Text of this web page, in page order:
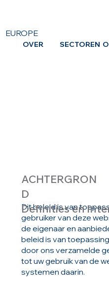
EUROPE
OVER SECTOREN
ACHTERGRON
D
Dit beleid is van
gebruiker van deze
de eigenaar en
beleid is van
door ons verzamelde
tot uw gebruik van de
systemen daarin.
Definities en